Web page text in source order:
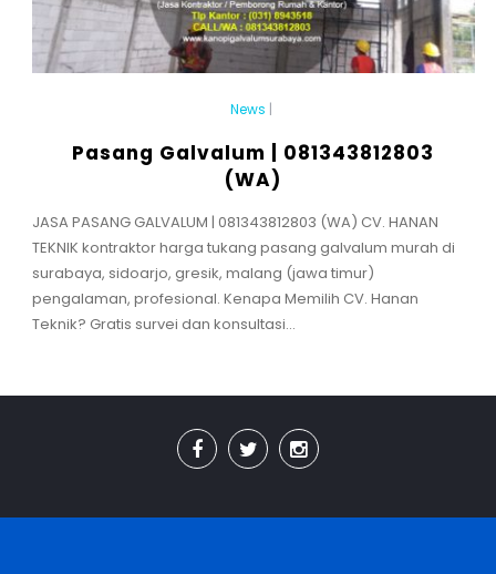
News |
Pasang Galvalum | 081343812803
(WA)
JASA PASANG GALVALUM | 081343812803 (WA) CV. HANAN
TEKNIK kontraktor harga tukang pasang galvalum murah di
surabaya, sidoarjo, gresik, malang (jawa timur)
pengalaman, profesional. Kenapa Memilih CV. Hanan
Teknik? Gratis survei dan konsultasi...